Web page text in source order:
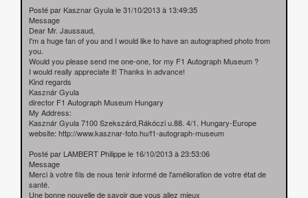
Posté par Kasznar Gyula le 31/10/2013 à 13:49:35
Message
Dear Mr. Jaussaud,
I'm a huge fan of you and I would like to have an autographed photo from
you.
Would you please send me one-one, for my F1 Autograph Museum ?
I would really appreciate it! Thanks in advance!
Kind regards
Kasznár Gyula
director F1 Autograph Museum Hungary
My Address:
Kasznár Gyula 7100 Szekszárd,Rákóczi u.88. 4/1. Hungary-Europe
website: http://www.kasznar-foto.hu/f1-autograph-museum
Posté par LAMBERT Philippe le 16/10/2013 à 23:53:06
Message
Merci à votre fils de nous tenir informé de l'amélioration de votre état de
santé.
Une bonne nouvelle de savoir que vous allez mieux